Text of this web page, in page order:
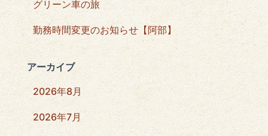
グリーン車の旅
勤務時間変更のお知らせ【阿部】
アーカイブ
2026年8月
2026年7月